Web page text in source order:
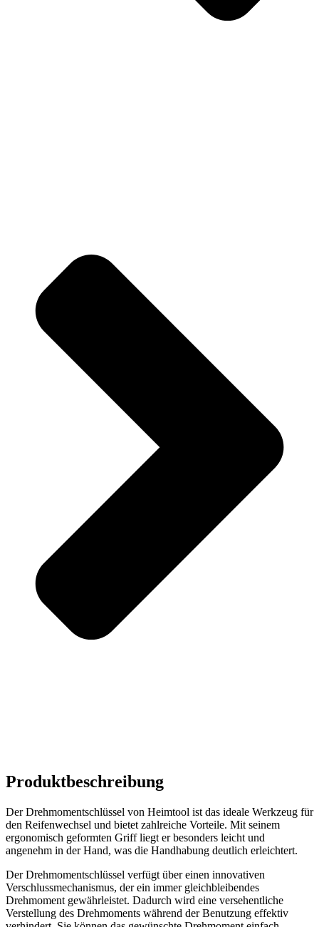
Produktbeschreibung
Der Drehmomentschlüssel von Heimtool ist das ideale Werkzeug für
den Reifenwechsel und bietet zahlreiche Vorteile. Mit seinem
ergonomisch geformten Griff liegt er besonders leicht und
angenehm in der Hand, was die Handhabung deutlich erleichtert.
Der Drehmomentschlüssel verfügt über einen innovativen
Verschlussmechanismus, der ein immer gleichbleibendes
Drehmoment gewährleistet. Dadurch wird eine versehentliche
Verstellung des Drehmoments während der Benutzung effektiv